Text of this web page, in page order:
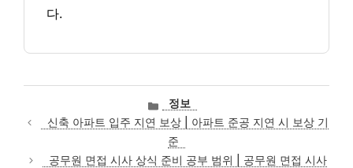
다.
카
테
고
리
정보
신축 아파트 입주 지연 보상 | 아파트 준공 지연 시 보상 기
준
공무원 면접 시사 상식 준비 공부 범위 | 공무원 면접 시사